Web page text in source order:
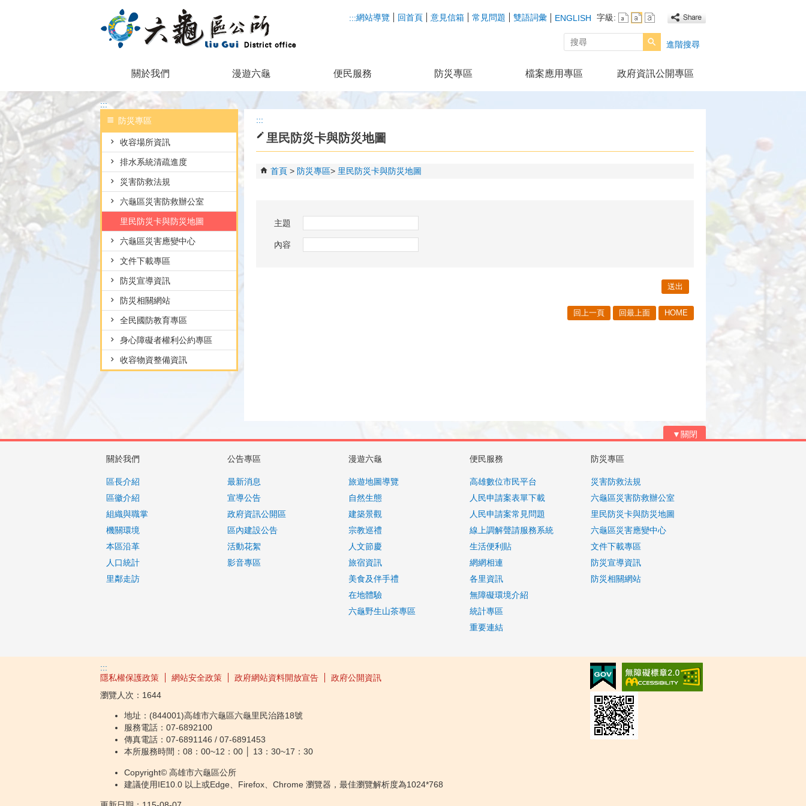
:::網站導覽 回首頁 意見信箱 常見問題 雙語詞彙 ENGLISH 字級:
搜尋
進階搜尋
關於我們 漫遊六龜 便民服務 防災專區 檔案應用專區 政府資訊公開專區
:::
防災專區
收容場所資訊
排水系統清疏進度
災害防救法規
六龜區災害防救辦公室
里民防災卡與防災地圖
六龜區災害應變中心
文件下載專區
防災宣導資訊
防災相關網站
全民國防教育專區
身心障礙者權利公約專區
收容物資整備資訊
:::
里民防災卡與防災地圖
首頁 防災專區 里民防災卡與防災地圖
主題
內容
回上一頁 回最上面 HOME
▼關閉
關於我們
區長介紹
區徽介紹
組織與職掌
機關環境
本區沿革
人口統計
里鄰走訪
公告專區
最新消息
宣導公告
政府資訊公開區
區內建設公告
活動花絮
影音專區
漫遊六龜
旅遊地圖導覽
自然生態
建築景觀
宗教巡禮
人文節慶
旅宿資訊
美食及伴手禮
在地體驗
六龜野生山茶專區
便民服務
高雄數位市民平台
人民申請案表單下載
人民申請案常見問題
線上調解聲請服務系統
生活便利貼
網網相連
各里資訊
無障礙環境介紹
統計專區
重要連結
防災專區
災害防救法規
六龜區災害防救辦公室
里民防災卡與防災地圖
六龜區災害應變中心
文件下載專區
防災宣導資訊
防災相關網站
:::
隱私權保護政策
網站安全政策 政府網站資料開放宣告
政府公開資訊
瀏覽人次： 1644
地址：(844001)高雄市六龜區六龜里民治路18號
服務電話：07-6892100
傳真電話：07-6891146 / 07-6891453
本所服務時間：08：00~12：00 │ 13：30~17：30
Copyright© 高雄市六龜區公所
建議使用IE10.0 以上或Edge、Firefox、Chrome 瀏覽器，最佳瀏覽解析度為1024*768